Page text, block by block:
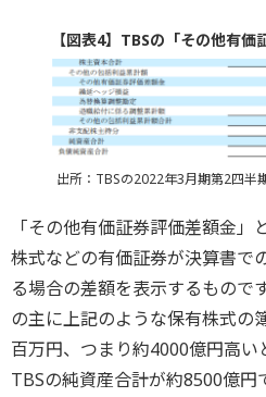
【図表4】TBSの「その他有価
出所：TBSの2022年3月期第2四半
「その他有価証券評価差額金
株式などの有価証券が決算書で
る場合の差額を表示するもので
の主に上記のような保有株式の
百万円、つまり約4000億円高い
TBSの純資産合計が約8500億円